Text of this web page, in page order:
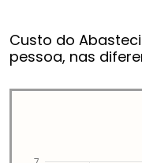
Custo do
pessoa, nas